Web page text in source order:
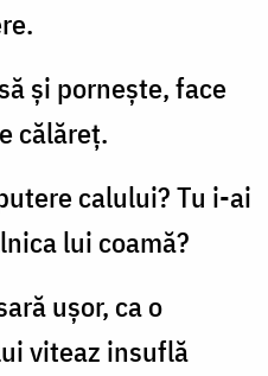
şi porneşte, face
călăreţ.
calului? Tu i-ai
lui coamă?
uşor, ca o
viteaz insuflă